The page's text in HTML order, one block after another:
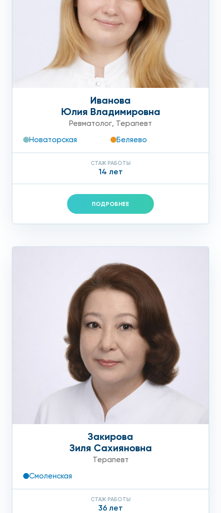
Иванова
Юлия Владимировна
Ревматолог, Терапевт
Новаторская
Беляево
СТАЖ РАБОТЫ
14 лет
ПОДРОБНЕЕ
Закирова
Зиля Сахияновна
Терапевт
Смоленская
СТАЖ РАБОТЫ
36 лет